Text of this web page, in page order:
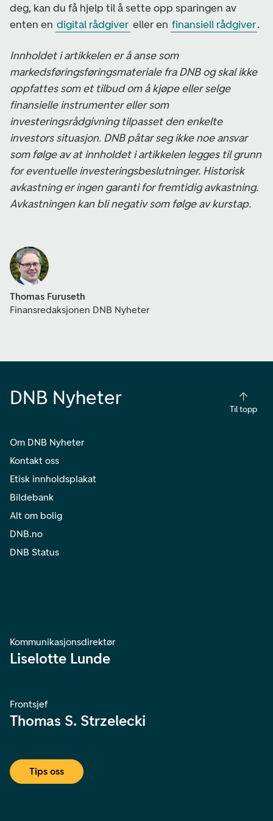
deg, kan du få hjelp til å sette opp sparingen av
enten en digital rådgiver eller en finansiell rådgiver.
Innholdet i artikkelen er å anse som
markedsføringsføringsmateriale fra DNB og skal ikke
oppfattes som et tilbud om å kjøpe eller selge
finansielle instrumenter eller som
investeringsrådgivning tilpasset den enkelte
investors situasjon. DNB påtar seg ikke noe ansvar
som følge av at innholdet i artikkelen legges til grunn
for eventuelle investeringsbeslutninger. Historisk
avkastning er ingen garanti for fremtidig avkastning.
Avkastningen kan bli negativ som følge av kurstap.
Thomas Furuseth
Finansredaksjonen DNB Nyheter
DNB Nyheter
Til topp
Om DNB Nyheter
Kontakt oss
Etisk innholdsplakat
Bildebank
Alt om bolig
DNB.no
DNB Status
Kommunikasjonsdirektør
Liselotte Lunde
Frontsjef
Thomas S. Strzelecki
Tips oss